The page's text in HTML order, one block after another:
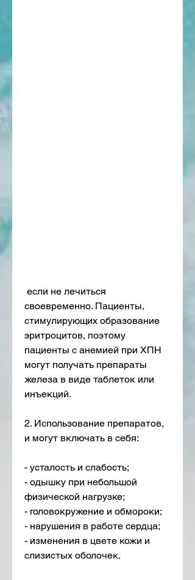
своевременно. Пациенты,
стимулирующих образование
эритроцитов, поэтому
пациенты с анемией при ХПН
могут получать препараты
железа в виде таблеток или
инъекций.
2. Использование препаратов,
и могут включать в себя:
- усталость и слабость;
- одышку при небольшой
физической нагрузке;
- головокружение и обмороки;
- нарушения в работе сердца;
- изменения в цвете кожи и
слизистых оболочек.